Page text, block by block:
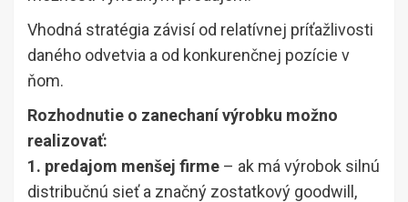
Vhodná stratégia závisí od relatívnej príťažlivosti
daného odvetvia a od konkurenčnej pozície v
ňom.
Rozhodnutie o zanechaní výrobku možno
realizovať:
1. predajom menšej firme – ak má výrobok silnú
distribučnú sieť a značný zostatkový goodwill,